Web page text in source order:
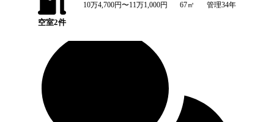
空室2件
10万4,700円〜11万1,000円 67㎡ 管理34年